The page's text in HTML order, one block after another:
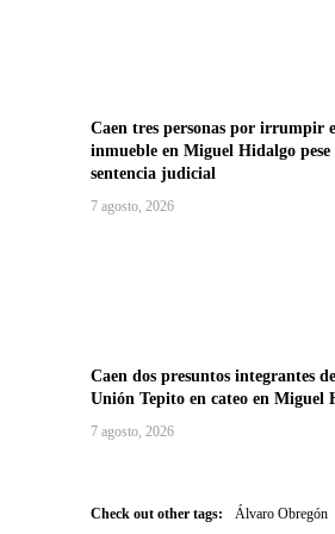
Caen tres personas por irrumpir
inmueble en Miguel Hidalgo pese
sentencia judicial
7 agosto, 2026
Caen dos presuntos integrantes
Unión Tepito en cateo en Miguel
7 agosto, 2026
Check out other tags: Álvaro Obregón